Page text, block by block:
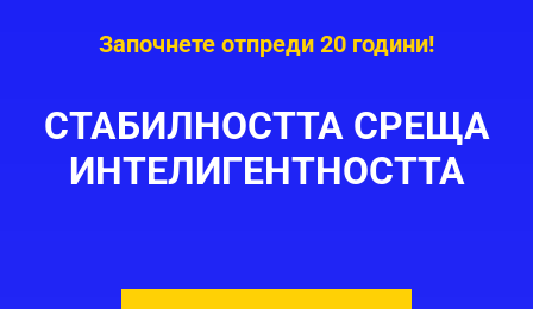
Започнете отпреди 20 години!
СТАБИЛНОСТТА СРЕЩА
ИНТЕЛИГЕНТНОСТТА